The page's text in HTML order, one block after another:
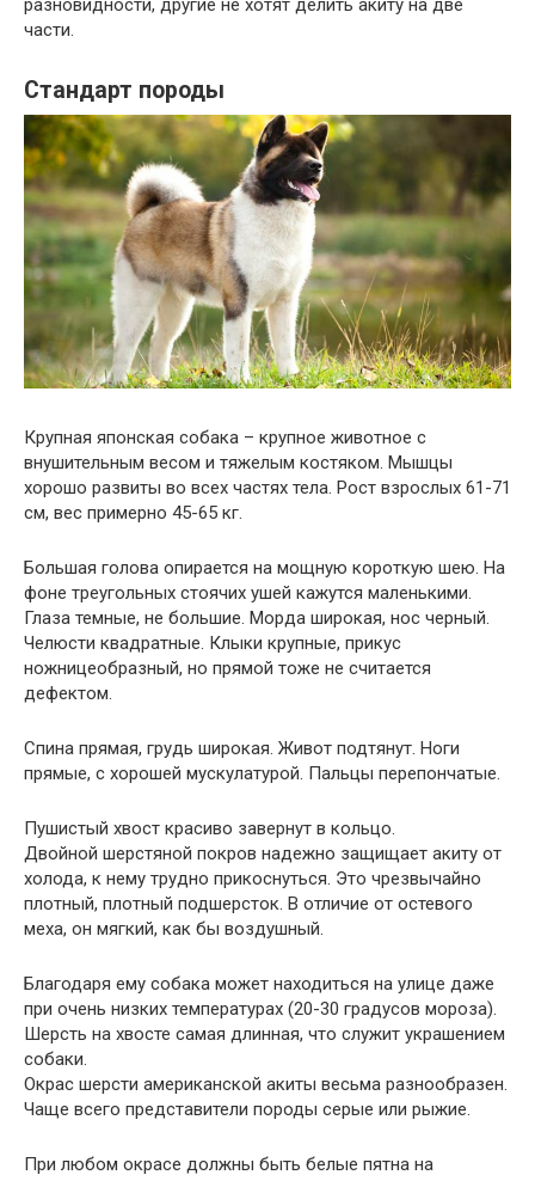
разновидности, другие не хотят делить акиту на две
части.
Стандарт породы
Крупная японская собака – крупное животное с
внушительным весом и тяжелым костяком. Мышцы
хорошо развиты во всех частях тела. Рост взрослых 61-71
см, вес примерно 45-65 кг.
Большая голова опирается на мощную короткую шею. На
фоне треугольных стоячих ушей кажутся маленькими.
Глаза темные, не большие. Морда широкая, нос черный.
Челюсти квадратные. Клыки крупные, прикус
ножницеобразный, но прямой тоже не считается
дефектом.
Спина прямая, грудь широкая. Живот подтянут. Ноги
прямые, с хорошей мускулатурой. Пальцы перепончатые.
Пушистый хвост красиво завернут в кольцо.
Двойной шерстяной покров надежно защищает акиту от
холода, к нему трудно прикоснуться. Это чрезвычайно
плотный, плотный подшерсток. В отличие от остевого
меха, он мягкий, как бы воздушный.
Благодаря ему собака может находиться на улице даже
при очень низких температурах (20-30 градусов мороза).
Шерсть на хвосте самая длинная, что служит украшением
собаки.
Окрас шерсти американской акиты весьма разнообразен.
Чаще всего представители породы серые или рыжие.
При любом окрасе должны быть белые пятна на